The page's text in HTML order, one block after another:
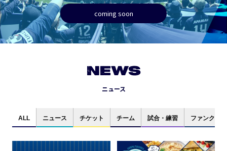
coming soon
NEWS
ニュース
ALL ニュース チケット チーム 試合・練習 ファンクラブ